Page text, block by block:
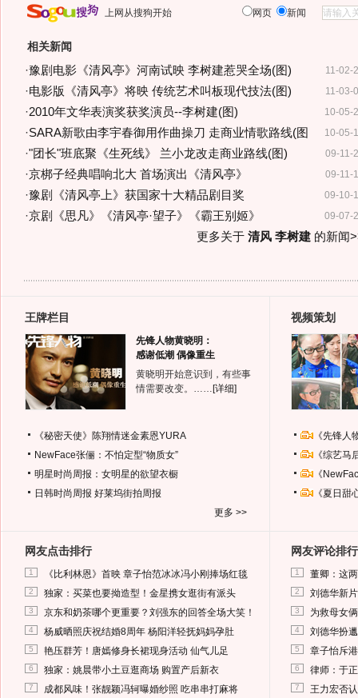
上网从搜狗开始 网页 新闻
相关新闻
11-02-
·豫剧电影《清风亭》河南试映 李树建惹哭全场(图)
11-03-
·电影版《清风亭》将映 传统艺术叫板现代技法(图)
10-05-
·2010年文华表演奖获奖演员--李树建(图)
10-05-
·SARA新歌由李宇春御用作曲操刀 走商业情歌路线(图
09-11-
·"团长"班底聚《生死线》 兰小龙改走商业路线(图)
09-11-
·京梆子经典唱响北大 首场演出《清风亭》
09-10-
·豫剧《清风亭上》获国家十大精品剧目奖
09-07-
·京剧《思凡》《清风亭·望子》《霸王别姬》
更多关于 清风 李树建的新闻
王牌栏目
先锋人物黄晓明：
感谢低潮 偶像重生
黄晓明开始意识到，有些事
情需要改变。…… [详细]
《秘密天使》陈翔情迷金素恩YURA
NewFace张俪：不怕定型“物质女”
明星时尚周报：女明星的欲望衣橱
日韩时尚周报 好莱坞街拍周报
更多 >>
视频策划
《先锋
《综艺
《
《夏日
网友点击排行
1 《比利林恩》首映 章子怡范冰冰冯小刚捧场红毯
2 独家：买菜也要拗造型！金星携女逛街有派头
3 京东和奶茶哪个更重要？刘强东的回答全场大笑！
4 杨威晒照庆祝结婚8周年 杨阳洋轻抚妈妈孕肚
5 艳压群芳！唐嫣修身长裙现身活动 仙气儿足
6 独家：姚晨带小土豆逛商场 购置产后新衣
7 成都风味！张靓颖冯轲曝婚纱照 吃串串打麻将
网友评论排行
1 董卿：这
2 刘德华新
3 为救母女
4 刘德华扮
5 章子怡斥
6 律师：于
7 王力宏否